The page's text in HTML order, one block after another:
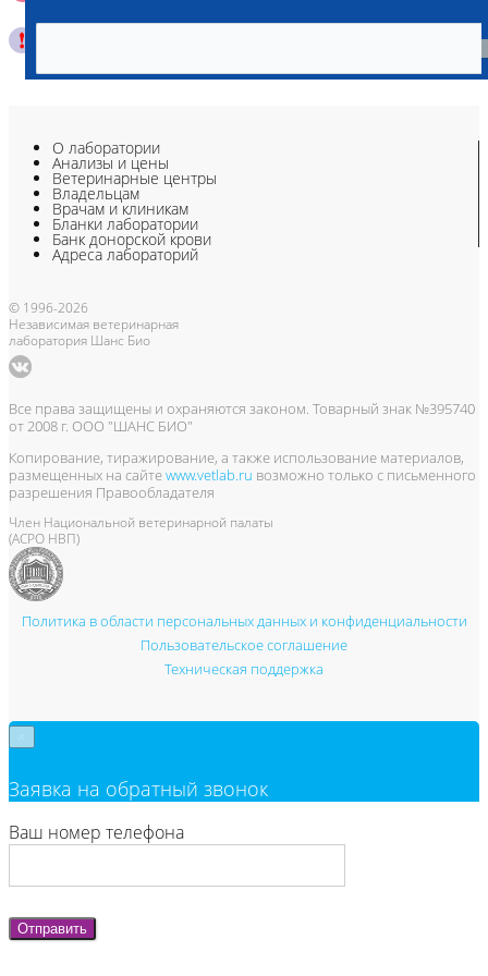
О лаборатории
Анализы и цены
Ветеринарные центры
Владельцам
Врачам и клиникам
Бланки лаборатории
Банк донорской крови
Адреса лабораторий
© 1996-2026
Независимая ветеринарная
лаборатория Шанс Био
Все права защищены и охраняются законом. Товарный знак №395740
от 2008 г. ООО "ШАНС БИО"
Копирование, тиражирование, а также использование материалов,
размещенных на сайтеwww.vetlab.ru возможно только с письменного
разрешения Правообладателя
Член Национальной ветеринарной палаты
(АСРО НВП)
Политика в области персональных данных и конфиденциальности
Пользовательское соглашение
Техническая поддержка
Заявка на обратный звонок
Ваш номер телефона
Отправить